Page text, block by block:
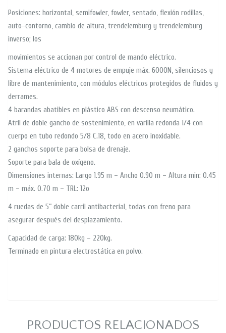
Posiciones: horizontal, semifowler, fowler, sentado, flexión rodillas,
auto-contorno, cambio de altura, trendelemburg y trendelemburg
inverso; los
movimientos se accionan por control de mando eléctrico.
Sistema eléctrico de 4 motores de empuje máx. 6000N, silenciosos y
libre de mantenimiento, con módulos eléctricos protegidos de fluidos y
derrames.
4 barandas abatibles en plástico ABS con descenso neumático.
Atril de doble gancho de sostenimiento, en varilla redonda 1/4 con
cuerpo en tubo redondo 5/8 C.18, todo en acero inoxidable.
2 ganchos soporte para bolsa de drenaje.
Soporte para bala de oxígeno.
Dimensiones internas: Largo 1.95 m – Ancho 0.90 m – Altura min: 0.45
m – máx. 0.70 m – TRL: 12o
4 ruedas de 5” doble carril antibacterial, todas con freno para
asegurar después del desplazamiento.
Capacidad de carga: 180kg – 220kg.
Terminado en pintura electrostática en polvo.
PRODUCTOS RELACIONADOS